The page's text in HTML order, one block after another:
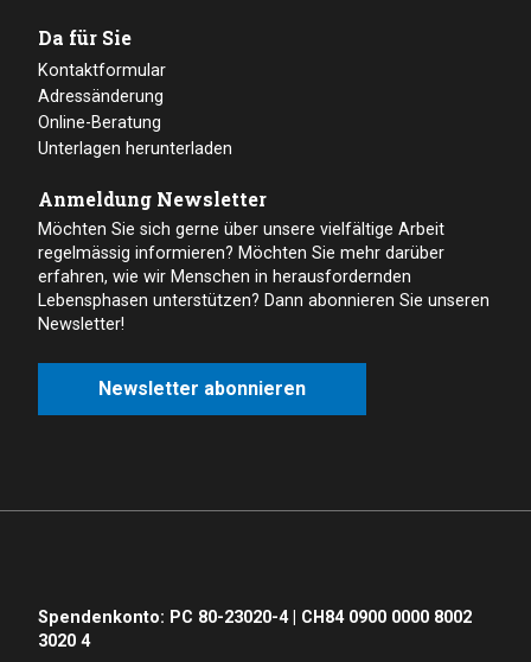
Da für Sie
Kontaktformular
Adressänderung
Online-Beratung
Unterlagen herunterladen
Anmeldung Newsletter
Möchten Sie sich gerne über unsere vielfältige Arbeit
regelmässig informieren? Möchten Sie mehr darüber
erfahren, wie wir Menschen in herausfordernden
Lebensphasen unterstützen? Dann abonnieren Sie unseren
Newsletter!
Newsletter abonnieren
Spendenkonto: PC 80-23020-4 | CH84 0900 0000 8002
3020 4